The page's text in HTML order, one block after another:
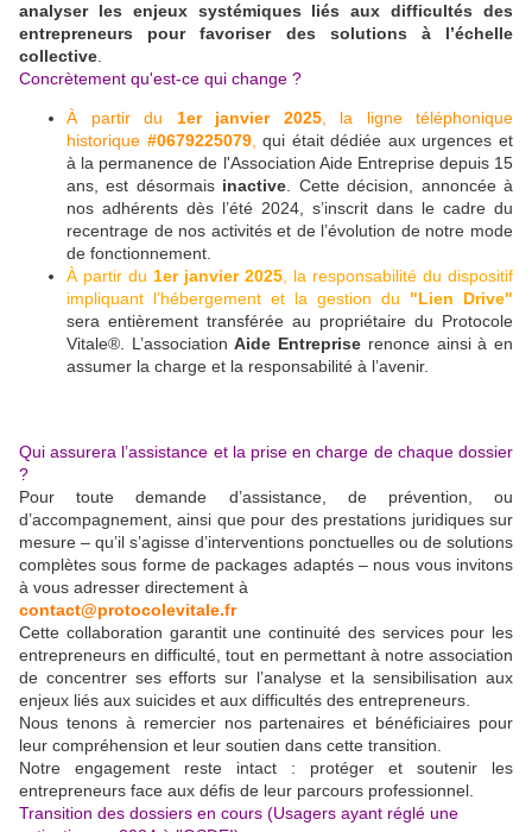
analyser les enjeux systémiques liés aux difficultés des
entrepreneurs pour favoriser des solutions à l’échelle
collective
Concrètement qu'est-ce qui change ?
À partir du 1er janvier 2025, la ligne téléphonique
historique #0679225079, qui était dédiée aux urgences et
à la permanence de l'Association Aide Entreprise depuis 15
ans, est désormais inactive . Cette décision, annoncée à
nos adhérents dès l’été 2024, s’inscrit dans le cadre du
recentrage de nos activités et de l’évolution de notre mode
de fonctionnement.
À partir du 1er janvier 2025 , la responsabilité du dispositif
impliquant l’hébergement et la gestion du "Lien Drive"
sera entièrement transférée au propriétaire du Protocole
Vitale®. L’associationAide Entreprise renonce ainsi à en
assumer la charge et la responsabilité à l’avenir.
Qui assurera l’assistance et la prise en charge de chaque dossier
?
Pour toute demande d’assistance, de prévention, ou
d’accompagnement, ainsi que pour des prestations juridiques sur
mesure – qu’il s’agisse d’interventions ponctuelles ou de solutions
complètes sous forme de packages adaptés – nous vous invitons
à vous adresser directement à
contact@protocolevitale.fr
Cette collaboration garantit une continuité des services pour les
entrepreneurs en difficulté, tout en permettant à notre association
de concentrer ses efforts sur l’analyse et la sensibilisation aux
enjeux liés aux suicides et aux difficultés des entrepreneurs.
Nous tenons à remercier nos partenaires et bénéficiaires pour
leur compréhension et leur soutien dans cette transition.
Notre engagement reste intact : protéger et soutenir les
entrepreneurs face aux défis de leur parcours professionnel.
Transition des dossiers en cours (Usagers ayant réglé une